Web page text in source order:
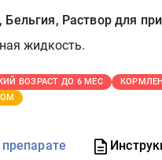
Раствор для
жидкость.
ВОЗРАСТ ДО 6 МЕС